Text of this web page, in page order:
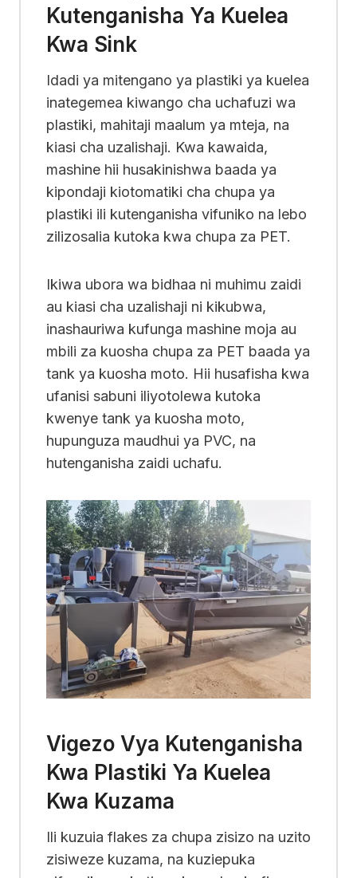
Kutenganisha Ya Kuelea
Kwa Sink
Idadi ya mitengano ya plastiki ya kuelea
inategemea kiwango cha uchafuzi wa
plastiki, mahitaji maalum ya mteja, na
kiasi cha uzalishaji. Kwa kawaida,
mashine hii husakinishwa baada ya
kipondaji kiotomatiki cha chupa ya
plastiki ili kutenganisha vifuniko na lebo
zilizosalia kutoka kwa chupa za PET.
Ikiwa ubora wa bidhaa ni muhimu zaidi
au kiasi cha uzalishaji ni kikubwa,
inashauriwa kufunga mashine moja au
mbili za kuosha chupa za PET baada ya
tank ya kuosha moto. Hii husafisha kwa
ufanisi sabuni iliyotolewa kutoka
kwenye tank ya kuosha moto,
hupunguza maudhui ya PVC, na
hutenganisha zaidi uchafu.
Vigezo Vya Kutenganisha
Kwa Plastiki Ya Kuelea
Kwa Kuzama
Ili kuzuia flakes za chupa zisizo na uzito
zisiweze kuzama, na kuziepuka